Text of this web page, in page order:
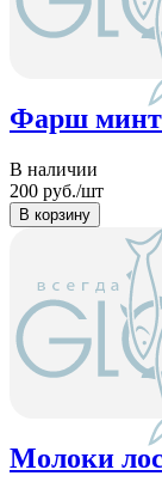
Фарш
В наличии
200 руб./шт
Молоки